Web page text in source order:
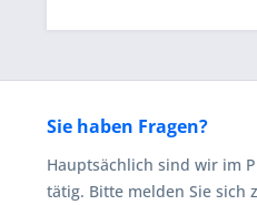
Sie haben Fragen?
Hauptsächlich sind wir im
tätig. Bitte melden Sie sich